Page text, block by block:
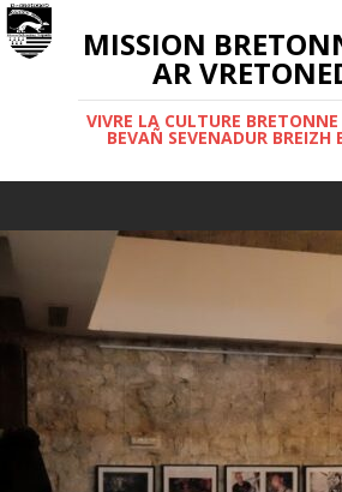
MISSION
AR
VIVRE LA CULTURE
BEVAÑ SEVENADUR BREIZH